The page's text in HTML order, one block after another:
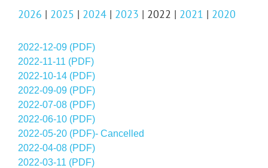
2026 | 2025 | 2024 | 2023 | 2022 | 2021 | 2020
2022-12-09 (PDF)
2022-11-11 (PDF)
2022-10-14 (PDF)
2022-09-09 (PDF)
2022-07-08 (PDF)
2022-06-10 (PDF)
2022-05-20 (PDF)- Cancelled
2022-04-08 (PDF)
2022-03-11 (PDF)